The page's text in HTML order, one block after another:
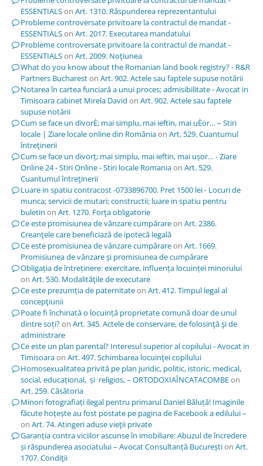
ESSENTIALSon Art. 1310. Răspunderea reprezentantului
Probleme controversate privitoare la contractul de mandat -
ESSENTIALSon Art. 2017. Executarea mandatului
Probleme controversate privitoare la contractul de mandat -
ESSENTIALSon Art. 2009. Noţiunea
What do you know about the Romanian land book registry? - R&R
Partners Buchareston Art. 902. Actele sau faptele supuse notării
Notarea în cartea funciară a unui proces; admisibilitate - Avocat in
Timisoara cabinet Mirela David on Art. 902. Actele sau faptele
supuse notării
Cum se face un divorÈ; mai simplu, mai ieftin, mai uÈor… – Stiri
locale | Ziare locale online din Româniaon Art. 529. Cuantumul
întreţinerii
Cum se face un divorț; mai simplu, mai ieftin, mai ușor… - Ziare
Online 24 - Stiri Online - Stiri locale Romaniaon Art. 529.
Cuantumul întreţinerii
Luare in spatiu contracost -0733896700. Pret 1500 lei - Locuri de
munca; servicii de mutari; constructii; luare in spatiu pentru
buletin on Art. 1270. Forţa obligatorie
Ce este promisiunea de vânzare cumpărareon Art. 2386.
Creanţele care beneficiază de ipotecă legală
Ce este promisiunea de vânzare cumpărareon Art. 1669.
Promisiunea de vânzare şi promisiunea de cumpărare
Obligația de întreținere: exercitare, influența locuinței minorului
on Art. 530. Modalităţile de executare
Ce este prezumția de paternitateon Art. 412. Timpul legal al
concepţiunii
Poate fi închiriată o locuință proprietate comună doar de unul
dintre soți?on Art. 345. Actele de conservare, de folosinţă şi de
administrare
Ce este un plan parental? Interesul superior al copilului - Avocat in
Timisoaraon Art. 497. Schimbarea locuinţei copilului
Homosexualitatea privită pe plan juridic, politic, istoric, medical,
social, educațional, și religios, – ORTODOXIAÎNCATACOMBEon
Art. 259. Căsătoria
Minori fotografiați ilegal pentru primarul Daniel Băluță! Imaginile
făcute hoțește au fost postate pe pagina de Facebook a edilului –
on Art. 74. Atingeri aduse vieţii private
Garanția contra viciilor ascunse în imobiliare: Abuzul de încredere
și răspunderea asociatului – Avocat Consultanță Bucureștion Art.
1707. Condiţii